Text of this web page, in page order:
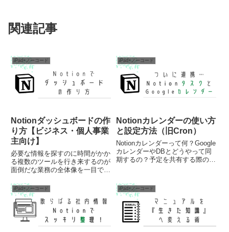
除去率
🗑️ 除去された絵文
字
😊 🌈
🔍 🧩
関連記事
iPad×ノーコード
Notionダッシュボードの作
り方【ビジネス・個人事業
主向け】
必要な情報を探すのに時間がかか
る複数のツールを行き来するのが
面倒だな業務の全体像を一目で把
スの情報管理に悩む経営者や個人
事業主が増えています。会議の議
事録、顧客データ、プロジェクト
進捗、売上目標…様々な情報が
異...
iPad×ノーコード
Notionカレンダーの使い方
と設定方法（旧Cron）
Notionカレンダーって何？Google
カレンダーやDBとどうやって同
期するの？予定を共有する際の注
想いを叶えるアプリが公式からリ
リースされました。非常に収まり
の良い...
iPad×ノーコード iPad×ノーコード